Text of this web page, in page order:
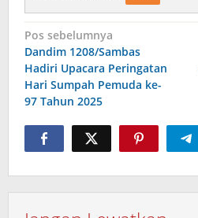
Navigasi
pos
Pos sebelumnya
Dandim 1208/Sambas
Hadiri Upacara Peringatan
Hari Sumpah Pemuda ke-
97 Tahun 2025